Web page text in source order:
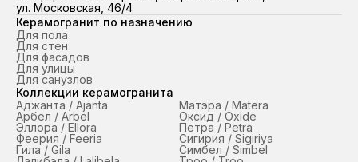
ул. Московская, 46/4
Керамогранит по назначению
Для пола
Для стен
Для фасадов
Для улицы
Для санузлов
Коллекции керамогранита
Аджанта / Ajanta
Арбел / Arbel
Эллора / Ellora
Феерия / Feeria
Гила / Gila
Матэра / Matera
Оксид / Oxide
Петра / Petra
Сигирия / Sigiriya
Симбел / Simbel